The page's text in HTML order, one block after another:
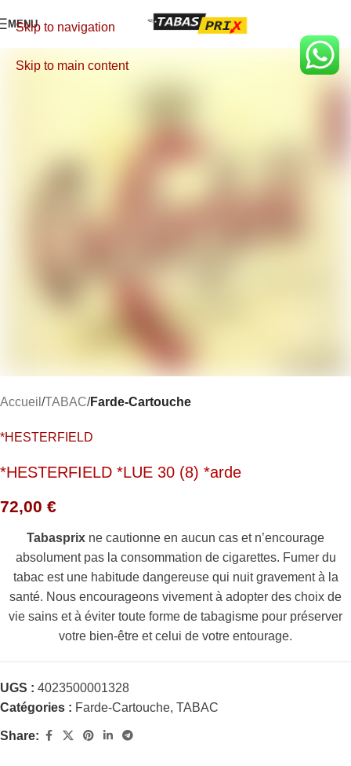
Skip to navigation
Skip to main content
MENU
Accueil TABAC Farde-Cartouche
*HESTERFIELD
*HESTERFIELD *LUE 30 (8) *arde
72,00 €
Tabasprix ne cautionne en aucun cas et n’encourage
absolument pas la consommation de cigarettes. Fumer du
tabac est une habitude dangereuse qui nuit gravement à la
santé. Nous encourageons vivement à adopter des choix de
vie sains et à éviter toute forme de tabagisme pour préserver
votre bien-être et celui de votre entourage.
UGS : 4023500001328
Catégories : Farde-Cartouche, TABAC
Share: